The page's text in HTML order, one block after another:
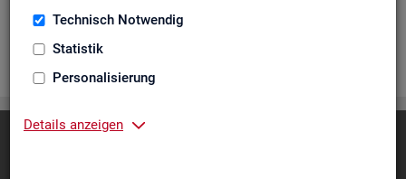
Technisch Notwendig
Statistik
Personalisierung
Details anzeigen
rig­keit, Schwer­be­hin­de­rung und wei­te­re Merk­ma­le sowie Ar­
beits­lo­sen­quo­ten.
Diese Seite empfehlen